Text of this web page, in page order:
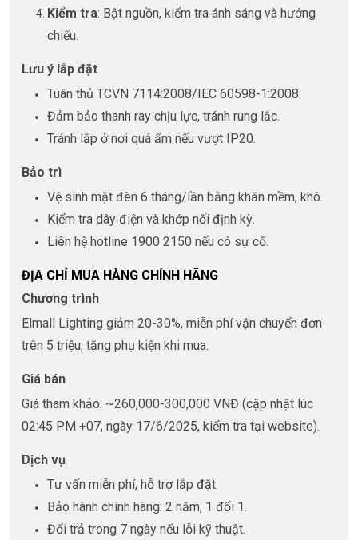
Kiểm tra: Bật nguồn, kiểm tra ánh sáng và hướng
chiếu.
Lưu ý lắp đặt
Tuân thủ TCVN 7114:2008/IEC 60598-1:2008.
Đảm bảo thanh ray chịu lực, tránh rung lắc.
Tránh lắp ở nơi quá ẩm nếu vượt IP20.
Bảo trì
Vệ sinh mặt đèn 6 tháng/lần bằng khăn mềm, khô.
Kiểm tra dây điện và khớp nối định kỳ.
Liên hệ hotline 1900 2150 nếu có sự cố.
ĐỊA CHỈ MUA HÀNG CHÍNH HÃNG
Chương trình
Elmall Lighting giảm 20-30%, miễn phí vận chuyển đơn
trên 5 triệu, tặng phụ kiện khi mua.
Giá bán
Giá tham khảo: ~260,000-300,000 VNĐ (cập nhật lúc
02:45 PM +07, ngày 17/6/2025, kiểm tra tại website).
Dịch vụ
Tư vấn miễn phí, hỗ trợ lắp đặt.
Bảo hành chính hãng: 2 năm, 1 đổi 1.
Đổi trả trong 7 ngày nếu lỗi kỹ thuật.